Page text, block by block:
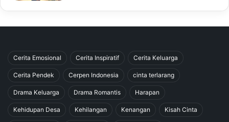
Cerita Emosional Cerita Inspiratif Cerita Keluarga
Cerita Pendek Cerpen Indonesia cinta terlarang
Drama Keluarga Drama Romantis Harapan
Kehidupan Desa Kehilangan Kenangan Kisah Cinta